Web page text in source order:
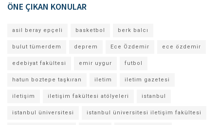
ÖNE ÇIKAN KONULAR
asil beray epçeli basketbol berk balcı
bulut tümerdem deprem Ece Özdemir ece özdemir
edebiyat fakültesi emir uygur futbol
hatun boztepe taşkıran iletim iletim gazetesi
iletişim iletişim fakültesi atölyeleri istanbul
istanbul üniversitesi istanbul üniversitesi iletişim fakültesi